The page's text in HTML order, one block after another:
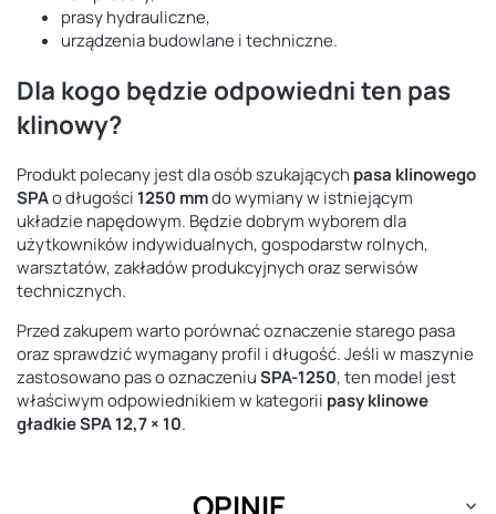
prasy hydrauliczne,
urządzenia budowlane i techniczne.
Dla kogo będzie odpowiedni ten pas
klinowy?
Produkt polecany jest dla osób szukających pasa klinowego
SPAo długości 1250 mmdo wymiany w istniejącym
układzie napędowym. Będzie dobrym wyborem dla
użytkowników indywidualnych, gospodarstw rolnych,
warsztatów, zakładów produkcyjnych oraz serwisów
technicznych.
Przed zakupem warto porównać oznaczenie starego pasa
oraz sprawdzić wymagany profil i długość. Jeśli w maszynie
zastosowano pas o oznaczeniuSPA-1250, ten model jest
właściwym odpowiednikiem w kategorii pasy klinowe
gładkie SPA 12,7 × 10.